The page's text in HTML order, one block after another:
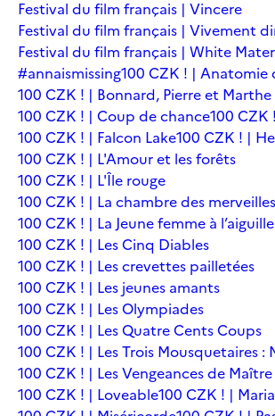
Festival du film français | Vincere
Festival du film français | Vivement
Festival du film français | White
#annaismissing100 CZK ! |
100 CZK ! | Bonnard, Pierre et Marthe
100 CZK ! | Coup de chance100 CZK
100 CZK ! | Falcon Lake100 CZK ! |
100 CZK ! | L'Amour et les forêts
100 CZK ! | L'Île rouge
100 CZK ! | La chambre des merveilles
100 CZK ! | La Jeune femme à l’aiguille
100 CZK ! | Les Cinq Diables
100 CZK ! | Les crevettes pailletées
100 CZK ! | Les jeunes amants
100 CZK ! | Les Olympiades
100 CZK ! | Les Quatre Cents Coups
100 CZK ! | Les Trois Mousquetaires :
100 CZK ! | Les Vengeances de
100 CZK ! | Loveable100 CZK ! | Maria